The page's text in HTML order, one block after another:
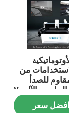
من
للصدأ
باستخدام الحاسب الآلي V
افضل سعر